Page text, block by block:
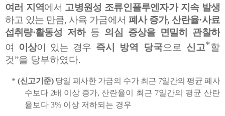
여러 지역에서 고병원성 조류인플루엔자가 지속 발생
하고 있는 만큼, 사육 가금에서 폐사 증가, 산란율·사료
섭취량·활동성 저하 등 의심 증상을 면밀히 관찰하
여
이상이 있는 경우 즉시 방역 당국으로 신고*할
것”을 당부하였다.
*(신고기준) 당일 폐사한 가금의 수가 최근 7일간의 평균 폐사
수보다 2배 이상 증가, 산란율이 최근 7일간의 평균 산란
율보다3% 이상 저하되는 경우